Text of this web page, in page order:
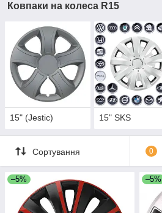
Ковпаки на колеса R15
15" (Jestic) 15" SKS
Сортування 0
–5% –5%